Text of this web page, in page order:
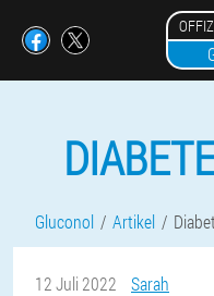
Gluconol Artikel
12 Juli 2022 Sarah